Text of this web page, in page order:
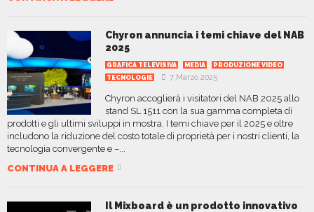
Chyron annuncia i temi chiave del NAB
2025
GRAFICA TELEVISIVA MEDIA
PRODUZIONE VIDEO
TECNOLOGIE
7 Marzo 2025
Chyron accoglierà i visitatori del NAB 2025 allo
stand SL 1511 con la sua gamma completa di
prodotti e gli ultimi sviluppi in mostra. I temi chiave per il 2025 e oltre
includono la riduzione del costo totale di proprietà per i nostri clienti, la
tecnologia convergente e –...
CONTINUA A LEGGERE
​Il Mixboard è un prodotto innovativo